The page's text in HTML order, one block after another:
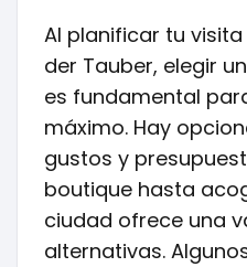
Al planificar tu
der Tauber, elegir
es fundamental
máximo. Hay
gustos y
boutique hasta
ciudad ofrece una
alternativas.